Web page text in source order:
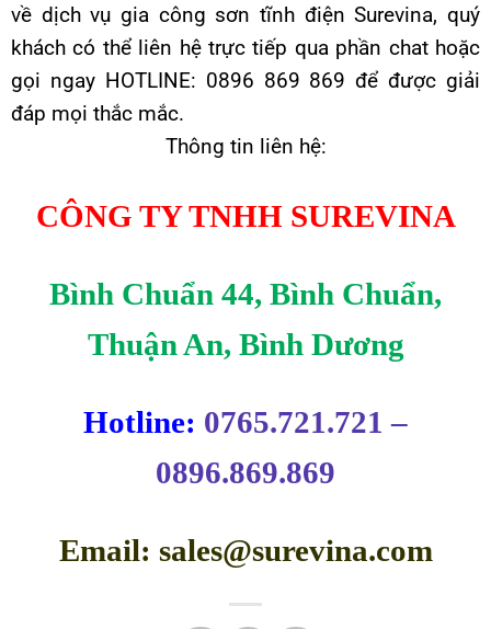
về dịch vụ gia công sơn tĩnh điện Surevina, quý
khách có thể liên hệ trực tiếp qua phần chat hoặc
gọi ngay HOTLINE: 0896 869 869 để được giải
đáp mọi thắc mắc.
Thông tin liên hệ:
CÔNG TY TNHH SUREVINA
Bình Chuẩn 44, Bình Chuẩn,
Thuận An, Bình Dương
Hotline: 0765.721.721 –
0896.869.869
Email: sales@surevina.com